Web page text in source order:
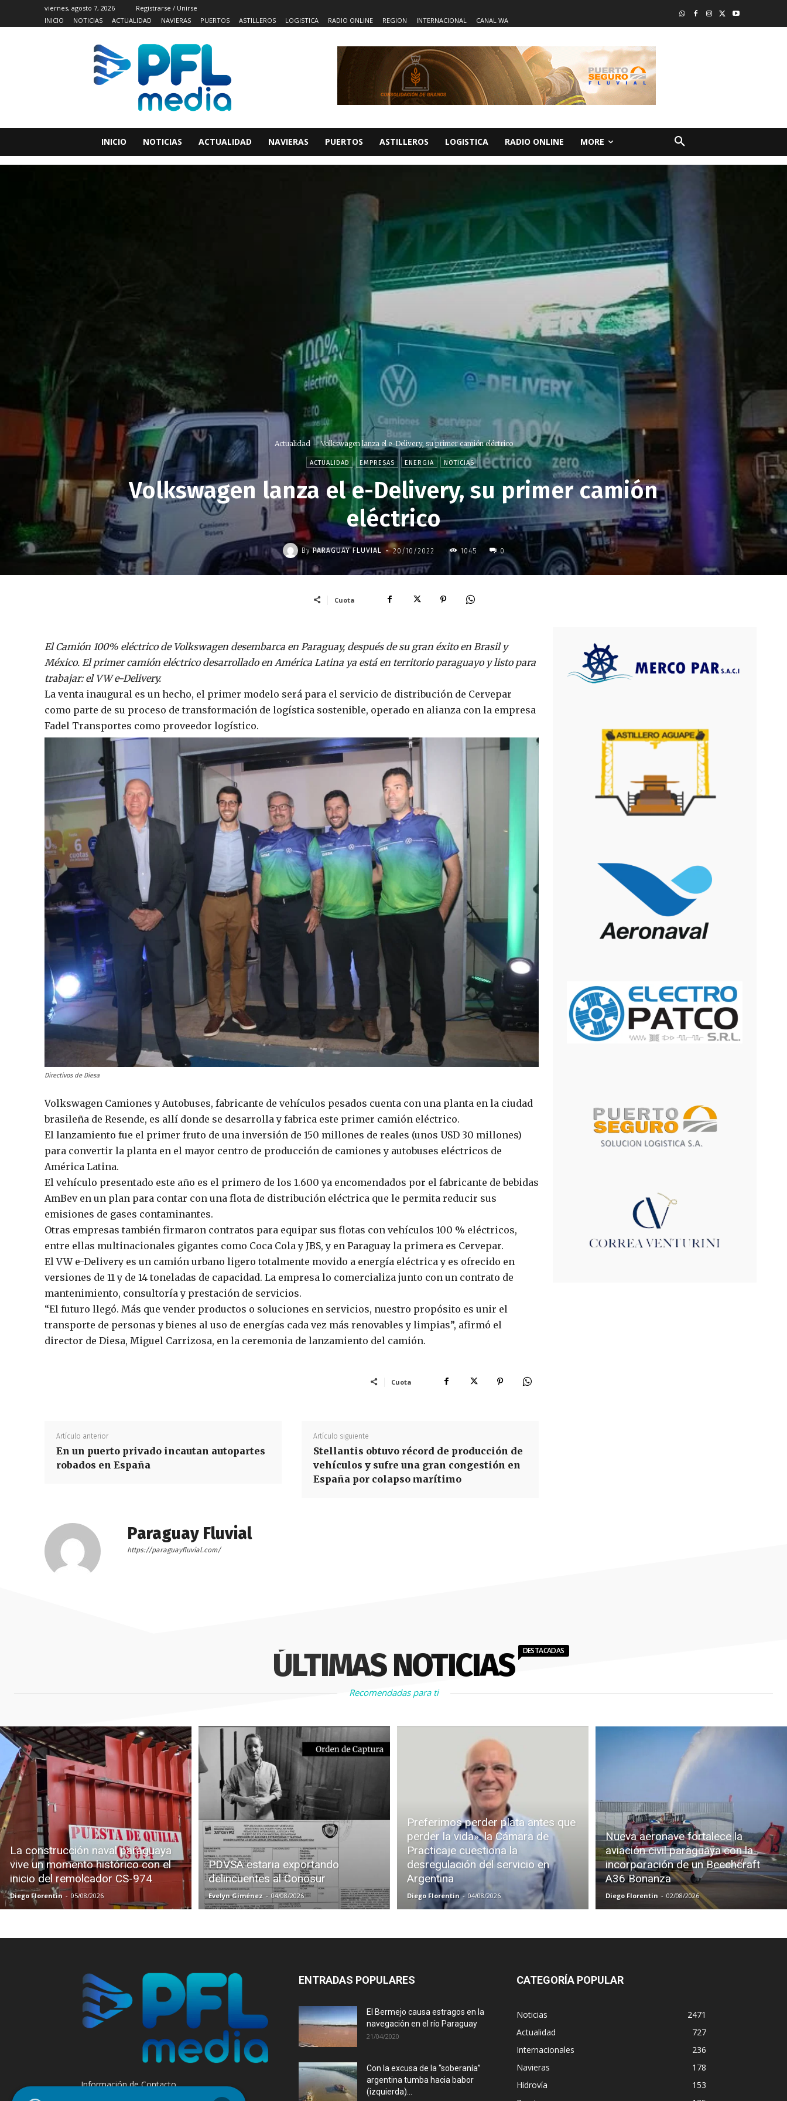
viernes, agosto 7, 2026
Registrarse / Unirse
INICIO
NOTICIAS ACTUALIDAD NAVIERAS PUERTOS ASTILLEROS LOGISTICA RADIO ONLINE REGION INTERNACIONAL CANAL WA
INICIO NOTICIAS ACTUALIDAD NAVIERAS PUERTOS ASTILLEROS LOGISTICA RADIO ONLINE MORE
Actualidad Volkswagen lanza el e-Delivery, su primer camión eléctrico
ACTUALIDAD EMPRESAS ENERGIA NOTICIAS
Volkswagen lanza el e-Delivery, su primer camión
eléctrico
By PARAGUAY FLUVIAL - 20/10/2022 1045 0
Cuota
El Camión 100% eléctrico de Volkswagen desembarca en Paraguay, después de su gran éxito en Brasil y
México. El primer camión eléctrico desarrollado en América Latina ya está en territorio paraguayo y listo para
trabajar: el VW e-Delivery.
La venta inaugural es un hecho, el primer modelo será para el servicio de distribución de Cervepar
como parte de su proceso de transformación de logística sostenible, operado en alianza con la empresa
Fadel Transportes como proveedor logístico.
Directivos de Diesa
Volkswagen Camiones y Autobuses, fabricante de vehículos pesados cuenta con una planta en la ciudad
brasileña de Resende, es allí donde se desarrolla y fabrica este primer camión eléctrico.
El lanzamiento fue el primer fruto de una inversión de 150 millones de reales (unos USD 30 millones)
para convertir la planta en el mayor centro de producción de camiones y autobuses eléctricos de
América Latina.
El vehículo presentado este año es el primero de los 1.600 ya encomendados por el fabricante de bebidas
AmBev en un plan para contar con una flota de distribución eléctrica que le permita reducir sus
emisiones de gases contaminantes.
Otras empresas también firmaron contratos para equipar sus flotas con vehículos 100 % eléctricos,
entre ellas multinacionales gigantes como Coca Cola y JBS, y en Paraguay la primera es Cervepar.
El VW e-Delivery es un camión urbano ligero totalmente movido a energía eléctrica y es ofrecido en
versiones de 11 y de 14 toneladas de capacidad. La empresa lo comercializa junto con un contrato de
mantenimiento, consultoría y prestación de servicios.
“El futuro llegó. Más que vender productos o soluciones en servicios, nuestro propósito es unir el
transporte de personas y bienes al uso de energías cada vez más renovables y limpias”, afirmó el
director de Diesa, Miguel Carrizosa, en la ceremonia de lanzamiento del camión.
Cuota
Artículo anterior
En un puerto privado incautan autopartes
robados en España
Artículo siguiente
Stellantis obtuvo récord de producción de
vehículos y sufre una gran congestión en
España por colapso marítimo
Paraguay Fluvial
https://paraguayfluvial.com/
ÚLTIMAS NOTICIAS DESTACADAS
Recomendadas para ti
La construcción naval paraguaya
vive un momento histórico con el
inicio del remolcador CS-974
Diego Florentin - 05/08/2026
PDVSA estaria exportando
delincuentes al Conosur
Evelyn Giménez - 04/08/2026
Preferimos perder plata antes que
perder la vida»: la Cámara de
Practicaje cuestiona la
desregulación del servicio en
Argentina
Diego Florentin - 04/08/2026
Nueva aeronave fortalece la
aviación civil paraguaya con la
incorporación de un Beechcraft
A36 Bonanza
Diego Florentin - 02/08/2026
Información de Contacto
+595 985 947508 - +595 984 509299
ENTRADAS POPULARES
El Bermejo causa estragos en la
navegación en el río Paraguay
21/04/2020
Con la excusa de la “soberanía”
argentina tumba hacia babor
(izquierda)...
CATEGORÍA POPULAR
Noticias
2471
Actualidad
727
Internacionales
236
Navieras
178
Hidrovía
153